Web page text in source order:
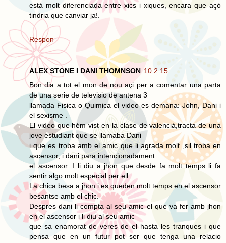
està molt diferenciada entre xics i xiques, encara que açò
tindria que canviar ja!.
Respon
ALEX STONE I DANI THOMNSON 10.2.15
Bon dia a tot el mon de nou açi per a comentar una parta
de una serie de televisio de antena 3
llamada Fisica o Quimica el video es demana: John, Dani i
el sexisme .
El video que hém vist en la clase de valencià,tracta de una
jove estudiant que se llamaba Dani
i que es troba amb el amic que li agrada molt ,sil troba en
ascensor, i dani para intencionadament
el ascensor. I li diu a jhon que desde fa molt temps li fa
sentir algo molt especial per ell.
La chica besa a jhon i es queden molt temps en el ascensor
besantse amb el chic.
Despres dani li compta al seu amic el que va fer amb jhon
en el ascensor i li diu al seu amic
que sa enamorat de veres de el hasta les tranques i que
pensa que en un futur pot ser que tenga una relacio